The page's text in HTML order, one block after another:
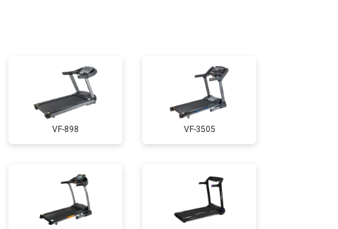
от 1500 ₽
от 1000 ₽ Заказать
VF-898 VF-3505